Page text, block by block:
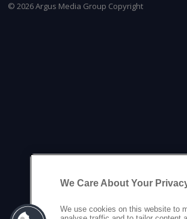
© 2026Argus Media Group Copyright
We Care About Your
We use cookies on this website to